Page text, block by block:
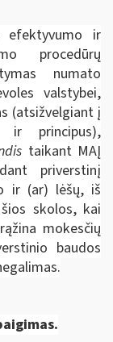
efektyvumo ir
procedūrų
numato
valstybei,
(atsižvelgiant į
ir principus),
taikant MAĮ
priverstinį
ir (ar) lėšų, iš
skolos, kai
mokesčių
baudos